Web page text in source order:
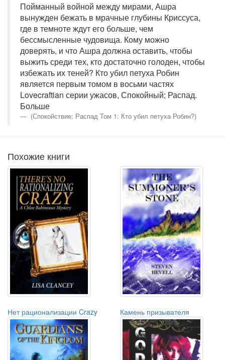
Пойманный войной между мирами, Ашра
вынужден бежать в мрачные глубины Криссуса,
где в темноте ждут его больше, чем
бессмысленные чудовища. Кому можно
доверять, и что Ашра должна оставить, чтобы
выжить среди тех, кто достаточно голоден, чтобы
избежать их теней? Кто убил петуха Робин
является первым томом в восьми частях
Lovecraftian серии ужасов, Спокойный; Распад.
Больше
(Спокойствие; Распад Том 1: Кто убил петуха Робин?)
Похожие книги
Нет рационализации Crazy Камень призывателя